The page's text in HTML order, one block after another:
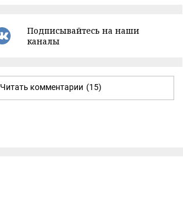
Подписывайтесь на наши
каналы
Читать комментарии (15)